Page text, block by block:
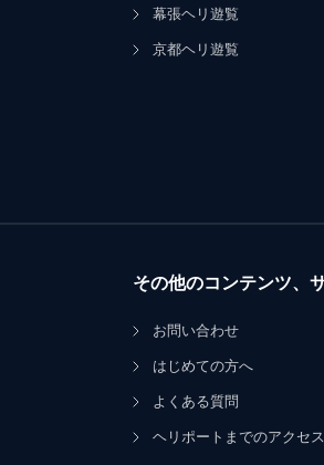
幕張ヘリ遊覧
京都ヘリ遊覧
その他のコンテンツ、
お問い合わせ
はじめての方へ
よくある質問
ヘリポートまでのアクセス